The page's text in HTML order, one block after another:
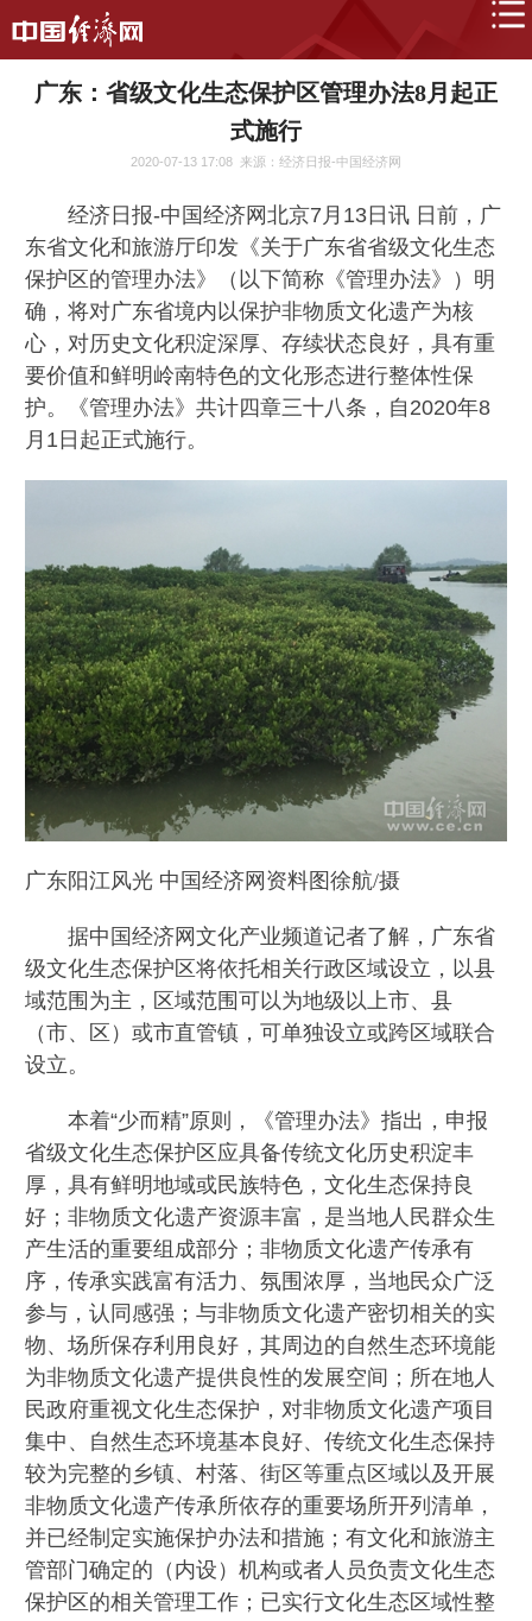
广东：省级文化生态保护区管理办法8月起正
式施行
2020-07-13 17:08 来源：经济日报-中国经济网
经济日报-中国经济网北京7月13日讯 日前，广
东省文化和旅游厅印发《关于广东省省级文化生态
保护区的管理办法》（以下简称《管理办法》）明
确，将对广东省境内以保护非物质文化遗产为核
心，对历史文化积淀深厚、存续状态良好，具有重
要价值和鲜明岭南特色的文化形态进行整体性保
护。《管理办法》共计四章三十八条，自2020年8
月1日起正式施行。
广东阳江风光 中国经济网资料图徐航/摄
据中国经济网文化产业频道记者了解，广东省
级文化生态保护区将依托相关行政区域设立，以县
域范围为主，区域范围可以为地级以上市、县
（市、区）或市直管镇，可单独设立或跨区域联合
设立。
本着“少而精”原则，《管理办法》指出，申报
省级文化生态保护区应具备传统文化历史积淀丰
厚，具有鲜明地域或民族特色，文化生态保持良
好；非物质文化遗产资源丰富，是当地人民群众生
产生活的重要组成部分；非物质文化遗产传承有
序，传承实践富有活力、氛围浓厚，当地民众广泛
参与，认同感强；与非物质文化遗产密切相关的实
物、场所保存利用良好，其周边的自然生态环境能
为非物质文化遗产提供良性的发展空间；所在地人
民政府重视文化生态保护，对非物质文化遗产项目
集中、自然生态环境基本良好、传统文化生态保持
较为完整的乡镇、村落、街区等重点区域以及开展
非物质文化遗产传承所依存的重要场所开列清单，
并已经制定实施保护办法和措施；有文化和旅游主
管部门确定的（内设）机构或者人员负责文化生态
保护区的相关管理工作；已实行文化生态区域性整